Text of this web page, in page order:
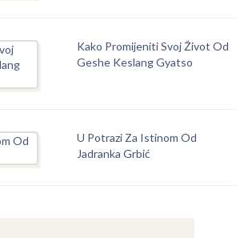
Kako Promijeniti Svoj Život Od
Geshe Keslang Gyatso
U Potrazi Za Istinom Od
Jadranka Grbić